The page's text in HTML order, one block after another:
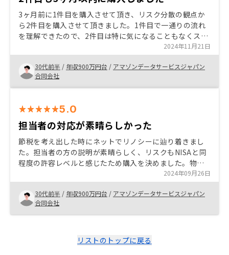
3ヶ月前に1件目を購入させて頂き、リスク分散の観点か
ら2件目を購入させて頂きました。1件目で一通りの流れ
を理解できたので、2件目は特に気になることもなくスム
ーズに進めることができました。担当者の方がいつも丁
寧に説明いただけるので安心して購入に踏み切ることが
出来ました。
2024年11月21日
30代前半 / 年収900万円台 / アマゾンデータサービスジャパン
合同会社
5.0
担当者の対応が素晴らしかった
節税を考え出した時にネットでリノシーに辿り着きまし
た。担当者の方の説明が素晴らしく、リスクもNISAと同
程度の許容レベルと感じたため購入を決めました。物件
を決めた後の手続きも書類サインのために一度リノシー
社を訪れただけでその他全てリモートで完結したので非
常に楽でした。
2024年09月26日
30代前半 / 年収900万円台 / アマゾンデータサービスジャパン
合同会社
リストのトップに戻る